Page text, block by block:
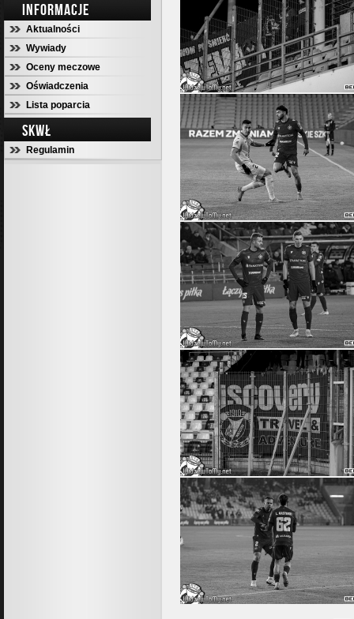
INFORMACJE
Aktualności
Wywiady
Oceny meczowe
Oświadczenia
Lista poparcia
SKWŁ
Regulamin